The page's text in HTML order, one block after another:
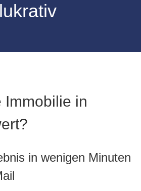
lukrativ
Immobilie in
in wenigen Minuten